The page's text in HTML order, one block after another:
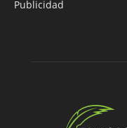
Publicidad